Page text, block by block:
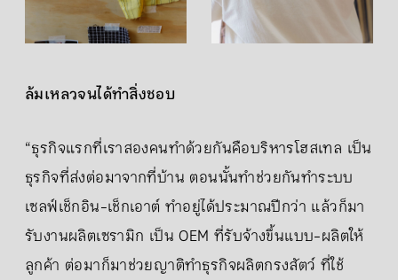
ล้มเหลวจนได้ทำสิ่งชอบ
“ธุรกิจแรกที่เราสองคนทำด้วยกันคือบริหารโฮสเทล เป็น
ธุรกิจที่ส่งต่อมาจากที่บ้าน ตอนนั้นทำช่วยกันทำระบบ
เซลฟ์เช็กอิน-เช็กเอาต์ ทำอยู่ได้ประมาณปีกว่า แล้วก็มา
รับงานผลิตเซรามิก เป็น OEM ที่รับจ้างขึ้นแบบ-ผลิตให้
ลูกค้า ต่อมาก็มาช่วยญาติทำธุรกิจผลิตกรงสัตว์ ที่ใช้